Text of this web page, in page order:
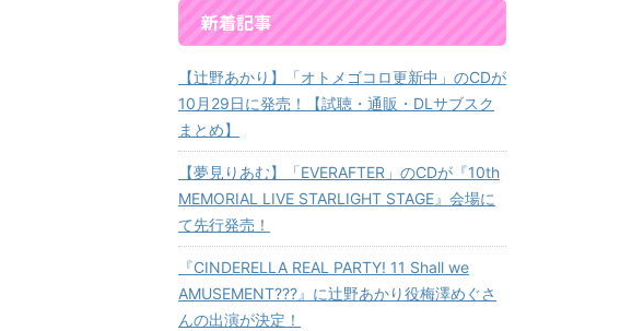
新着記事
【辻野あかり】「オトメゴコロ更新中」のCDが
10月29日に発売！【試聴・通販・DLサブスク
まとめ】
【夢見りあむ】「EVERAFTER」のCDが『10th
MEMORIAL LIVE STARLIGHT STAGE』会場に
て先行発売！
『CINDERELLA REAL PARTY! 11 Shall we
AMUSEMENT???』に辻野あかり役梅澤めぐさ
んの出演が決定！